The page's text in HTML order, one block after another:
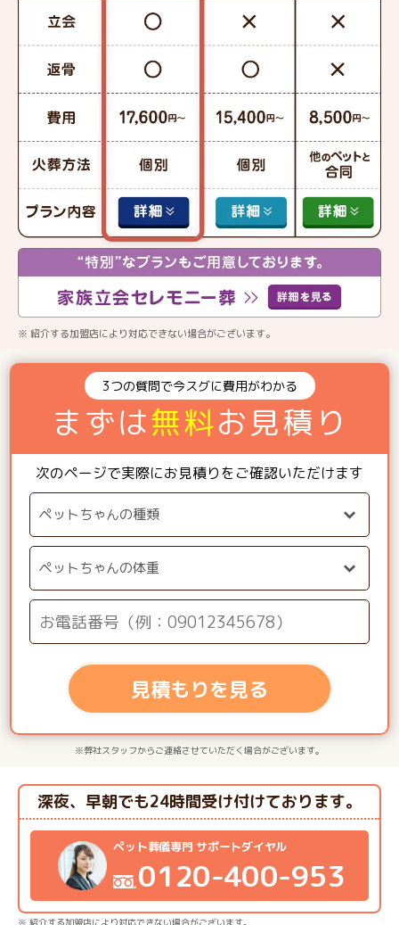
※ 紹介する加盟店により対応できない場合がございます。
3つの質問で今スグに費用がわかる
まずは無料お見積り
次のページで実際にお見積りをご確認いただけます
見積もりを見る
※弊社スタッフからご連絡させていただく場合がございます。
ペット葬儀専門 サポートダイヤル
0120-400-953
深夜、早朝でも24時間受け付けております。